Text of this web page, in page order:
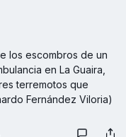
los escombros de un
en La Guaira,
terremotos que
Fernández Viloria)